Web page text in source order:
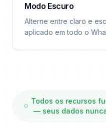
Modo Escuro
Alterne entre claro e
aplicado em todo o
Todos os recursos
— seus dados